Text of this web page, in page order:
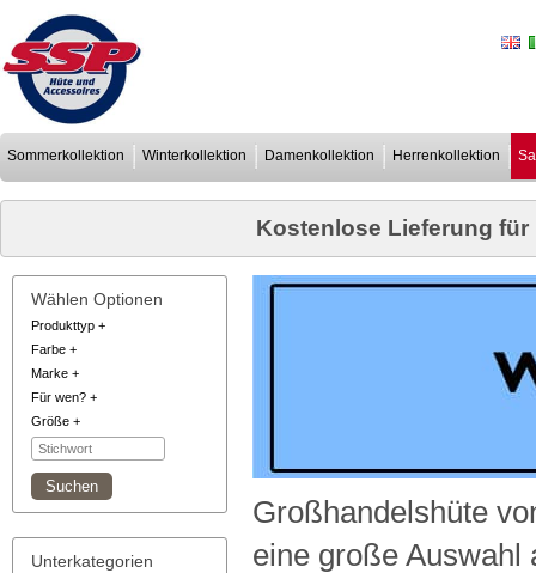
Sommerkollektion Winterkollektion Damenkollektion Herrenkollektion
Kostenlose Lieferung für
Wählen Optionen
Produkttyp +
Farbe +
Marke +
Für wen? +
Größe +
Unterkategorien
Großhandelshüte
eine große Auswahl